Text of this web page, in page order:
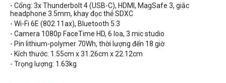
- Cổng: 3x Thunderbolt 4 (USB-C), HDMI, MagSafe 3, giắc
headphone 3.5mm, khay đọc thẻ SDXC
- Wi-Fi 6E (802.11ax), Bluetooth 5.3
- Camera 1080p FaceTime HD, 6 loa, 3 mic studio
- Pin lithium-polymer 70Wh, thời lượng đến 18 giờ
- Kích thước: 1.55cm x 31.26cm x 22.12cm
- Trọng lượng: 1.63kg